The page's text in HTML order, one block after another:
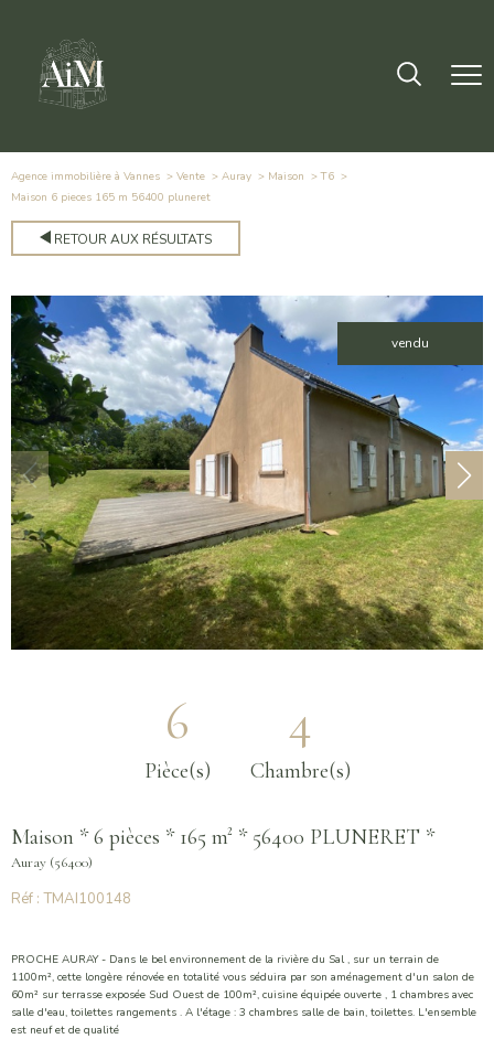
Agence immobilière à Vannes Vente Auray Maison
T6
maison 6 pieces 165 m 56400 pluneret
RETOUR AUX RÉSULTATS
vendu
6
Pièce(s)
4
Chambre(s)
Maison * 6 pièces * 165 m² * 56400 PLUNERET *
Auray (56400)
Réf : TMAI100148
PROCHE AURAY - Dans le bel environnement de la rivière du Sal , sur un terrain de
1100m², cette longère rénovée en totalité vous séduira par son aménagement d'un salon de
60m² sur terrasse exposée Sud Ouest de 100m², cuisine équipée ouverte , 1 chambres avec
salle d'eau, toilettes rangements . A l'étage : 3 chambres salle de bain, toilettes. L'ensemble
est neuf et de qualité